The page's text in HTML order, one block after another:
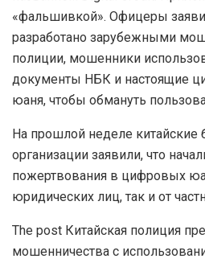
«фальшивкой». Офицеры
разработано зарубежными
полиции, мошенники
документы НБК и настоящие
юаня, чтобы обмануть
На прошлой неделе китайские
организации заявили, что
пожертвования в цифровых
юридических лиц, так и от
The post Китайская полиция
мошенничества с